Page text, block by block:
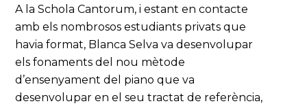
A la Schola Cantorum, i estant en contacte
amb els nombrosos estudiants privats que
havia format, Blanca Selva va desenvolupar
els fonaments del nou mètode
d’ensenyament del piano que va
desenvolupar en el seu tractat de referència,